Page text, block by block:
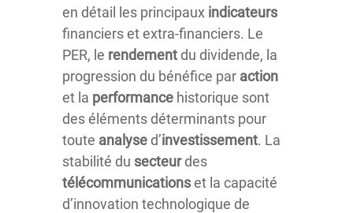
en détail les principaux indicateurs
financiers et extra-financiers. Le
PER, le rendement du dividende, la
progression du bénéfice par action
et la performance historique sont
des éléments déterminants pour
toute analyse d’investissement. La
stabilité du secteurdes
télécommunicationset la capacité
d’innovation technologique de